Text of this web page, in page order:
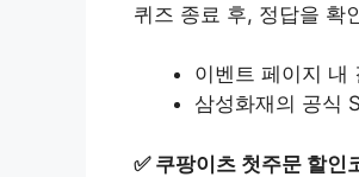
퀴즈 종료 후, 정답을 확
이벤트 페이지 내
삼성화재의 공식
✅ 쿠팡이츠 첫주문 할인